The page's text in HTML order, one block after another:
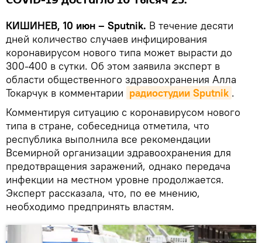
КИШИНЕВ, 10 июн – Sputnik. В течение десяти
дней количество случаев инфицирования
коронавирусом нового типа может вырасти до
300-400 в сутки. Об этом заявила эксперт в
области общественного здравоохранения Алла
Токарчук в комментарии радиостудии Sputnik .
Комментируя ситуацию с коронавирусом нового
типа в стране, собеседница отметила, что
республика выполнила все рекомендации
Всемирной организации здравоохранения для
предотвращения заражений, однако передача
инфекции на местном уровне продолжается.
Эксперт рассказала, что, по ее мнению,
необходимо предпринять властям.